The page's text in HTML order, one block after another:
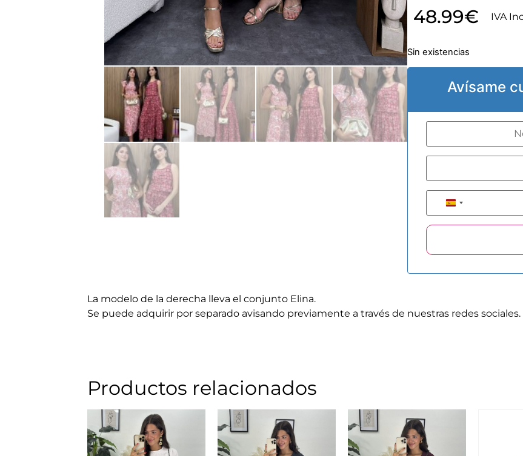
48.99€ IVA
Sin existencias
Avísame
Spain +34
La modelo de la derecha lleva el conjunto Elina.
Se puede adquirir por separado avisando previamente a través de nuestras redes sociales.
Productos relacionados